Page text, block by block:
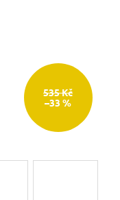
535 Kč
–33 %